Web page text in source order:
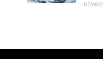
07/08/